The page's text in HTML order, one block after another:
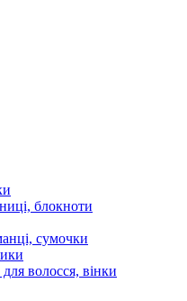
блокноти
сумочки
волосся, вінки